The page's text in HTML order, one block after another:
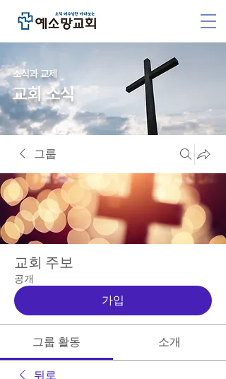
소식과 교제
교회 소식
그룹
교회 주보
공개
가입
그룹 활동 소개
뒤로